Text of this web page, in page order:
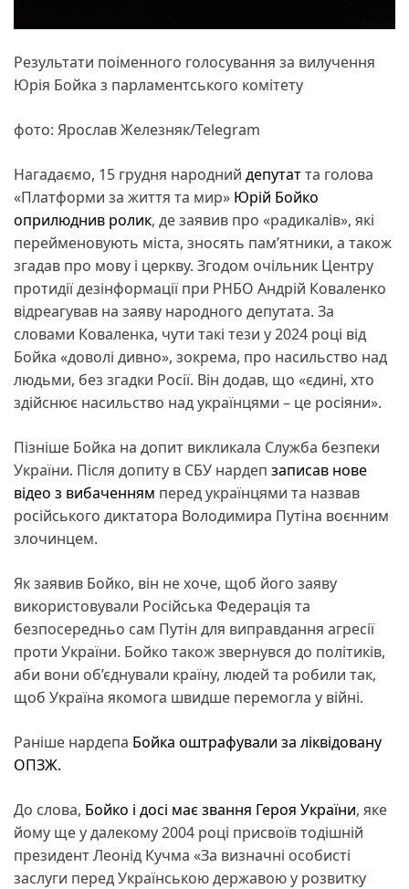
Результати поіменного голосування за вилучення
Юрія Бойка з парламентського комітету
фото: Ярослав Железняк/Telegram
Нагадаємо, 15 грудня народний депутатта голова
«Платформи за життя та мир» Юрій Бойко
оприлюднив ролик, де заявив про «радикалів», які
перейменовують міста, зносять памʼятники, а також
згадав про мову і церкву. Згодом очільник Центру
протидії дезінформації при РНБО Андрій Коваленко
відреагував на заяву народного депутата. За
словами Коваленка, чути такі тези у 2024 році від
Бойка «доволі дивно», зокрема, про насильство над
людьми, без згадки Росії. Він додав, що «єдині, хто
здійснює насильство над українцями – це росіяни».
Пізніше Бойка на допит викликала Служба безпеки
України. Після допиту в СБУ нардеп записав нове
відео з вибаченням перед українцями та назвав
російського диктатора Володимира Путіна воєнним
злочинцем.
Як заявив Бойко, він не хоче, щоб його заяву
використовували Російська Федерація та
безпосередньо сам Путін для виправдання агресії
проти України. Бойко також звернувся до політиків,
аби вони об’єднували країну, людей та робили так,
щоб Україна якомога швидше перемогла у війні.
Раніше нардепа Бойка оштрафували за ліквідовану
ОПЗЖ.
До слова, Бойко і досі має звання Героя України, яке
йому ще у далекому 2004 році присвоїв тодішній
президент Леонід Кучма «За визначні особисті
заслуги перед Українською державою у розвитку